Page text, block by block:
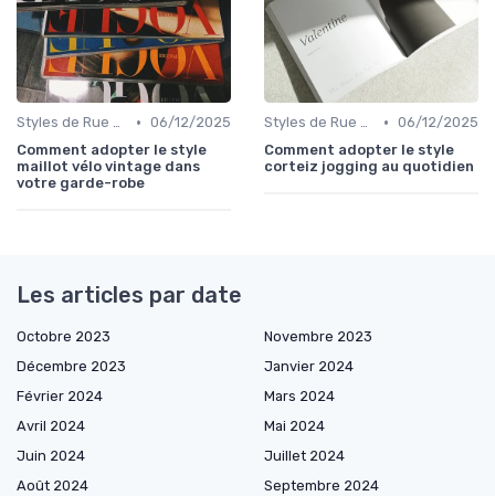
Styles de Rue et Looks du Moment • 06/12/2025
Comment adopter le style
maillot vélo vintage dans
votre garde-robe
Styles de Rue et Looks du Moment • 06/12/2025
Comment adopter le style
corteiz jogging au quotidien
Les articles par date
Octobre 2023
Novembre 2023
Décembre 2023
Janvier 2024
Février 2024
Mars 2024
Avril 2024
Mai 2024
Juin 2024
Juillet 2024
Août 2024
Septembre 2024